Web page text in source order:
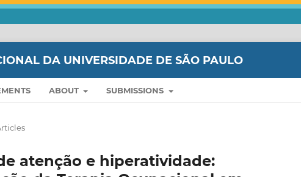
DA UNIVERSIDADE DE SÃO PAULO
ABOUT SUBMISSIONS
atenção e hiperatividade: